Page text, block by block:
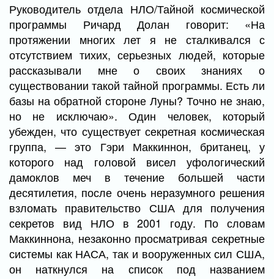
Руководитель отдела НЛО/Тайной космической
программы Ричард Долан говорит: «На
протяжении многих лет я не сталкивался с
отсутствием тихих, серьезных людей, которые
рассказывали мне о своих знаниях о
существовании такой тайной программы. Есть ли
базы на обратной стороне Луны? Точно не знаю,
но не исключаю». Один человек, который
убежден, что существует секретная космическая
группа, — это Гэри Маккиннон, британец, у
которого над головой висел уфологический
дамоклов меч в течение большей части
десятилетия, после очень неразумного решения
взломать правительство США для получения
секретов вид НЛО в 2001 году. По словам
Маккиннона, незаконно просматривая секретные
системы как НАСА, так и вооруженных сил США,
он наткнулся на список под названием